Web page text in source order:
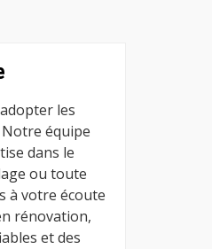
les
équipe
dans le
ou toute
à votre écoute
rénovation,
et des